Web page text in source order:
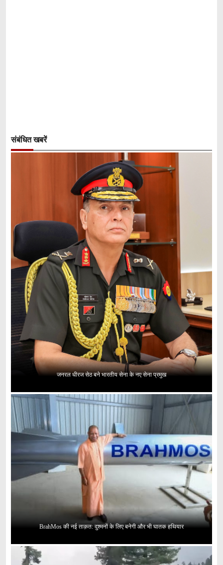
संबंधित खबरें
जनरल धीरज सेठ बने भारतीय सेना के नए सेना प्रमुख
BrahMos की नई ताक़त: दुश्मनों के लिए बनेगी और भी घातक हथियार